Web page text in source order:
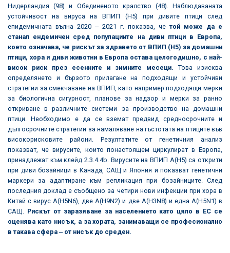
Нидерландия (98) и Обединеното кралство (48). Наблюдаваната
устойчивост на вируса на ВПИП (H5) при дивите птици след
епидемичната вълна 2020 ‒ 2021 г. показва, четой може да е
станал ендемичен сред популациите на диви птици в Европа,
което означава, че рискът за здравето от ВПИП (H5) за домашни
птици, хора и диви животни в Европа остава целогодишно, с най-
висок риск през есенните и зимните месеци. Това изисква
определянето и бързото прилагане на подходящи и устойчиви
стратегии за смекчаване на ВПИП, като например подходящи мерки
за биологична сигурност, планове за надзор и мерки за ранно
откриване в различните системи за производство на домашни
птици. Необходимо е да се вземат предвид средносрочните и
дългосрочните стратегии за намаляване на гъстотата на птиците във
високорисковите райони. Резултатите от генетичния анализ
показват, че вирусите, които понастоящем циркулират в Европа,
принадлежат към клейд 2.3.4.4b. Вирусите на ВПИП A(H5) са открити
при диви бозайници в Канада, САЩ и Япония и показват генетични
маркери за адаптиране към репликация при бозайниците. След
последния доклад е съобщено за четири нови инфекции при хора в
Китай с вирус A(H5N6), две A(H9N2) и две A(H3N8) и една A(H5N1) в
САЩ. Рискът от заразяване за населението като цяло в ЕС се
оценява като нисък, а за хората, занимаващи се професионално
в такава сфера ‒ от нисък до среден.